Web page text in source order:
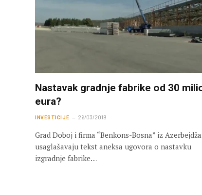
Nastavak gradnje fabrike od 30
eura?
INVESTICIJE 26/03/2019
Grad Doboj i firma “Benkons-Bosna” iz
usaglašavaju tekst aneksa ugovora o nastavku
izgradnje fabrike…